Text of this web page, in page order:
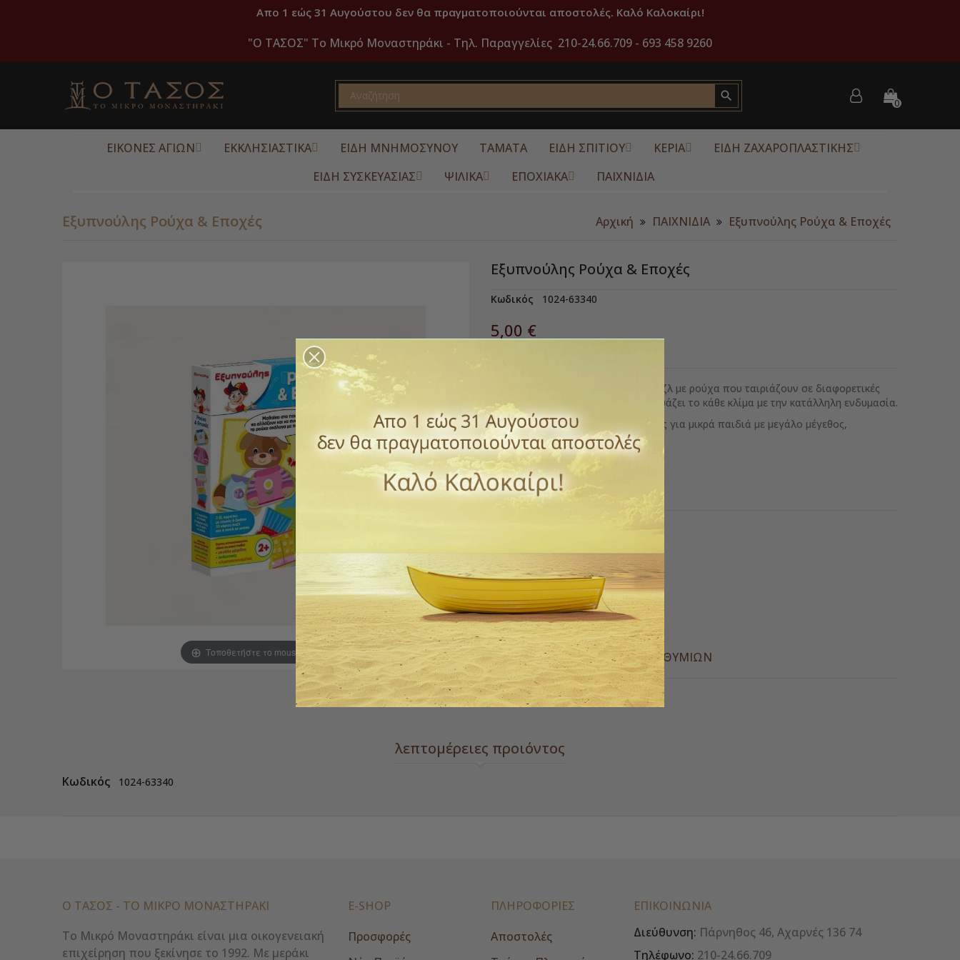
Απο 1 εώς 31 Αυγούστου δεν θα πραγματοποιούνται αποστολές. Καλό Καλοκαίρι!
"O ΤΑΣΟΣ" Το Μικρό Μοναστηράκι - Τηλ. Παραγγελίες 210-24.66.709 - 693 458 9260
 0
ΕΙΚΟΝΕΣ ΑΓΙΩΝ ΕΚΚΛΗΣΙΑΣΤΙΚΑ ΕΙΔΗ ΜΝΗΜΟΣΥΝΟΥ ΤΑΜΑΤΑ ΕΙΔΗ ΣΠΙΤΙΟΥ ΚΕΡΙΑ
ΕΙΔΗ ΖΑΧΑΡΟΠΛΑΣΤΙΚΗΣ
ΕΙΔΗ ΣΥΣΚΕΥΑΣΙΑΣ
ΨΙΛΙΚΑ ΕΠΟΧΙΑΚΑ ΠΑΙΧΝΙΔΙΑ
Εξυπνούλης Ρούχα & Εποχές Αρχική ΠΑΙΧΝΙΔΙΑ Εξυπνούλης Ρούχα & Εποχές
Τοποθετήστε το mouse για zoom
Εξυπνούλης Ρούχα & Εποχές
Κωδικός 1024-63340
5,00 €
Με μεγάλες καρτέλες και κάρτες-παζλ με ρούχα που ταιριάζουν σε διαφορετικές
εποχές, το παιδί μαθαίνει να συνδυάζει το κάθε κλίμα με την κατάλληλη ενδυμασία.
Οι κάρτες είναι ειδικά σχεδιασμένες για μικρά παιδιά με μεγάλο μέγεθος,
ανθεκτικές και πλαστικοποιημένες.
Κατάλληλο από 2+ ετών
Διαστάσεις: M: 22,5 Π: 5,0 Υ: 29,2 cm
Διαθέσιμο
Παράδοση 1 έως 3 ημέρες
ΠΡΌΣΘΕΣΕ ΣΤΗΝ ΛΊΣΤΑ ΕΠΙΘΥΜΙΏΝ
λεπτομέρειες προιόντος
Κωδικός 1024-63340
Ο ΤΑΣΟΣ - ΤΟ ΜΙΚΡΌ ΜΟΝΑΣΤΗΡΆΚΙ
Το Μικρό Μοναστηράκι είναι μια οικογενειακή
επιχείρηση που ξεκίνησε το 1992. Με μεράκι
E-SHOP
Προσφορές
ΠΛΗΡΟΦΟΡΙΕΣ
Αποστολές
ΕΠΙΚΟΙΝΩΝΊΑ
Διεύθυνση: Πάρνηθος 46, Αχαρνές 136 74
Τηλέφωνο: 210-24.66.709